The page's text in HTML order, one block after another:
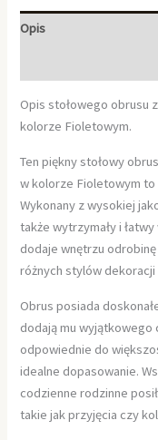
Opis
Opis stołowego obrusu
kolorze Fioletowym.
Ten piękny stołowy
w kolorze Fioletowym to
Wykonany z wysokiej
także wytrzymały i
dodaje wnętrzu
różnych stylów dekoracji
Obrus posiada
dodają mu wyjątkowego
odpowiednie do
idealne dopasowanie.
codzienne rodzinne
takie jak przyjęcia czy